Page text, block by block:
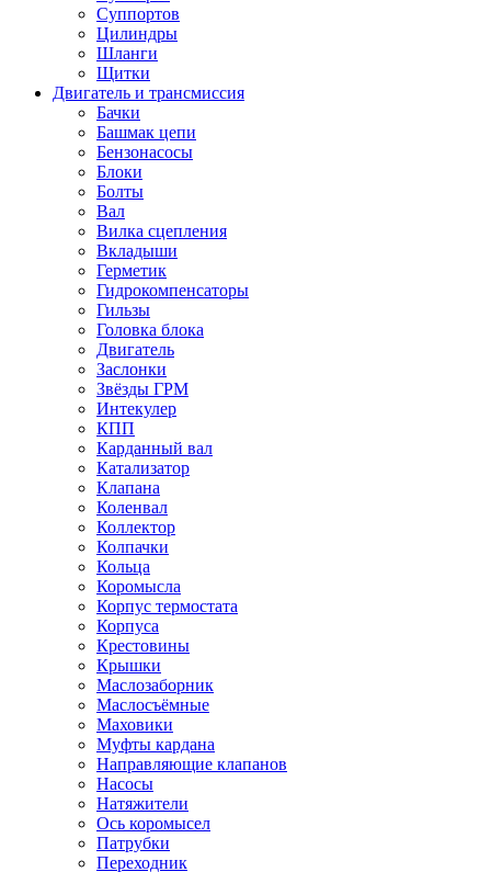
Суппортов
Цилиндры
Шланги
Щитки
Двигатель и трансмиссия
Бачки
Башмак цепи
Бензонасосы
Блоки
Болты
Вал
Вилка сцепления
Вкладыши
Герметик
Гидрокомпенсаторы
Гильзы
Головка блока
Двигатель
Заслонки
Звёзды ГРМ
Интекулер
КПП
Карданный вал
Катализатор
Клапана
Коленвал
Коллектор
Колпачки
Кольца
Коромысла
Корпус термостата
Корпуса
Крестовины
Крышки
Маслозаборник
Маслосъёмные
Маховики
Муфты кардана
Направляющие клапанов
Насосы
Натяжители
Ось коромысел
Патрубки
Переходник